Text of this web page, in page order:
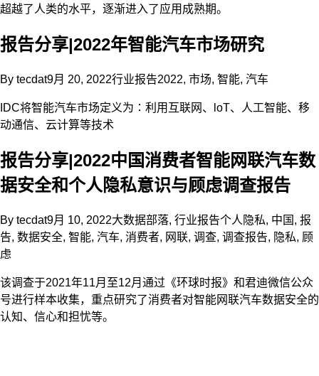
超越了人类的水平，逐渐进入了应用成熟期。
报告分享|2022年智能汽车市场研究
By tecdat9月 20, 2022行业报告2022, 市场, 智能, 汽车
IDC将智能汽车市场定义为∶利用互联网、loT、人工智能、移
动通信、云计算等技术
报告分享|2022中国消费者智能网联汽车数
据安全和个人隐私意识与顾虑调查报告
By tecdat9月 10, 2022大数据部落, 行业报告个人隐私, 中国 , 报
告, 数据安全, 智能, 汽车, 消费者, 网联, 调查, 调查报告, 隐私, 顾
虑
该调查于2021年11月至12月通过《环球时报》和君迪微信公众
号进行样本收集，重点研究了消费者对智能网联汽车数据安全的
认知、信心和担忧等。